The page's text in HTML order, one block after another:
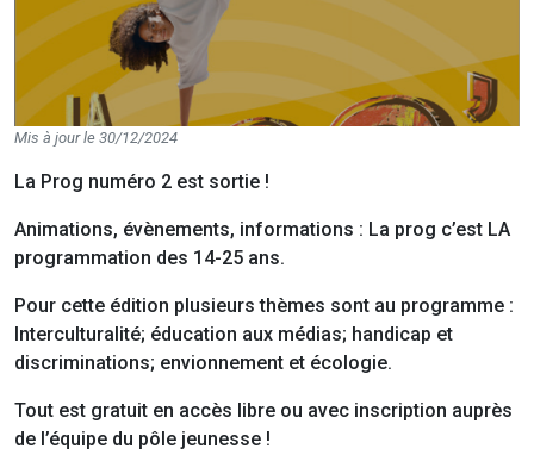
Mis à jour le 30/12/2024
La Prog numéro 2 est sortie !
Animations, évènements, informations : La prog c’est LA
programmation des 14-25 ans.
Pour cette édition plusieurs thèmes sont au programme :
Interculturalité; éducation aux médias; handicap et
discriminations; envionnement et écologie.
Tout est gratuit en accès libre ou avec inscription auprès
de l’équipe du pôle jeunesse !